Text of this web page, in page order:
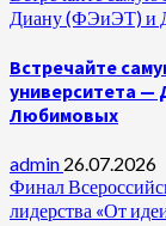
Диану (ФЭиЭТ)
Встречайте
университета
Любимовых
admin 26.07.2026
Финал
лидерства «От